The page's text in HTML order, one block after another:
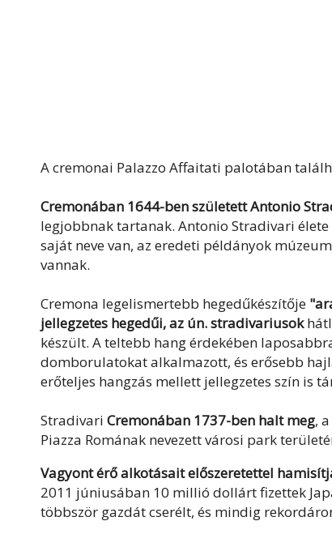
A cremonai Palazzo Affaitati palotában
Cremonában 1644-ben született Antonio
legjobbnak tartanak. Antonio Stradivari élete
saját neve van, az eredeti példányok
vannak.
Cremona legelismertebb hegedűkészítője
jellegzetes hegedűi, az ún. stradivariusok
készült. A teltebb hang érdekében
domborulatokat alkalmazott, és erősebb
erőteljes hangzás mellett jellegzetes szín is
Stradivari Cremonában 1737-ben halt meg,
Piazza Romának nevezett városi park
Vagyont érő alkotásait előszeretettel
2011 júniusában 10 millió dollárt fizettek
többször gazdát cserélt, és mindig